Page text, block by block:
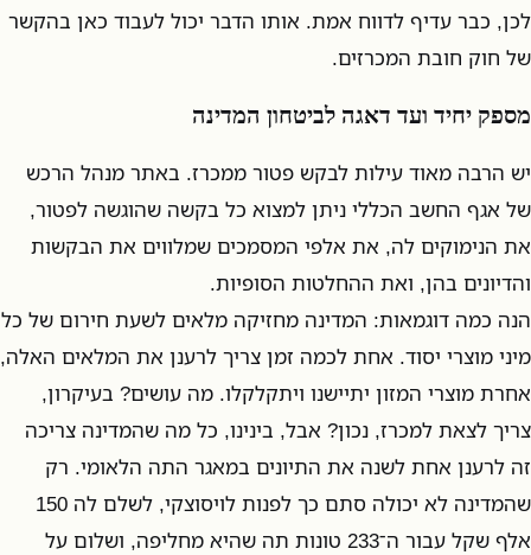
לכן, כבר עדיף לדווח אמת. אותו הדבר יכול לעבוד כאן בהקשר
של חוק חובת המכרזים.
מספק יחיד ועד דאגה לביטחון המדינה
יש הרבה מאוד עילות לבקש פטור ממכרז. באתר מנהל הרכש
של אגף החשב הכללי ניתן למצוא כל בקשה שהוגשה לפטור,
את הנימוקים לה, את אלפי המסמכים שמלווים את הבקשות
והדיונים בהן, ואת ההחלטות הסופיות.
הנה כמה דוגמאות: המדינה מחזיקה מלאים לשעת חירום של כל
מיני מוצרי יסוד. אחת לכמה זמן צריך לרענן את המלאים האלה,
אחרת מוצרי המזון יתיישנו ויתקלקלו. מה עושים? בעיקרון,
צריך לצאת למכרז, נכון? אבל, בינינו, כל מה שהמדינה צריכה
זה לרענן אחת לשנה את התיונים במאגר התה הלאומי. רק
שהמדינה לא יכולה סתם כך לפנות לויסוצקי, לשלם לה 150
אלף שקל עבור ה־233 טונות תה שהיא מחליפה, ושלום על